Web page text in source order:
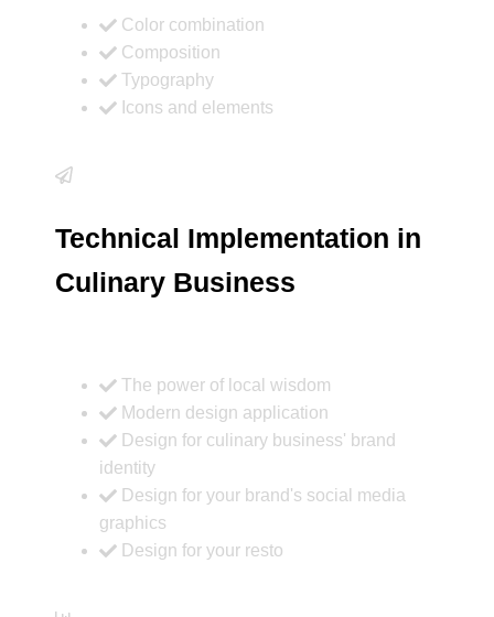
Color combination
Composition
Typography
Icons and elements
Technical Implementation in
Culinary Business
The power of local wisdom
Modern design application
Design for culinary business' brand
identity
Design for your brand's social media
graphics
Design for your resto